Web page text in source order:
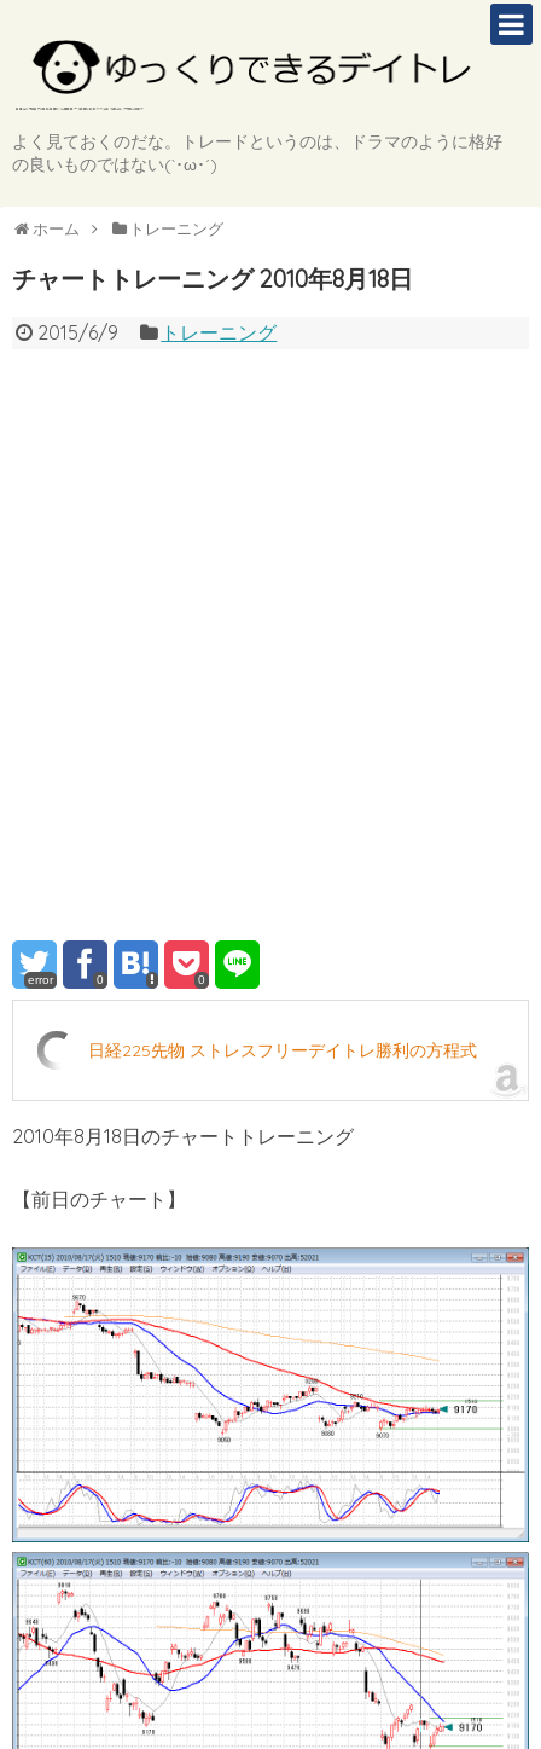
よく見ておくのだな。トレードというのは、ドラマのように格好
の良いものではない(`･ω･´)
ホーム トレーニング
チャートトレーニング 2010年8月18日
2015/6/9 トレーニング
error 0 0
日経225先物 ストレスフリーデイトレ勝利の方程式
2010年8月18日のチャートトレーニング
【前日のチャート】